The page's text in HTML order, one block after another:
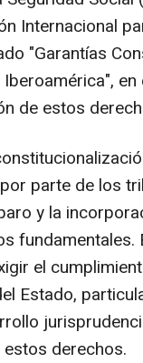
Internacional
"Garantías
en
de estos
parte de los
y la
fundamentales.
el
Estado,
derechos.